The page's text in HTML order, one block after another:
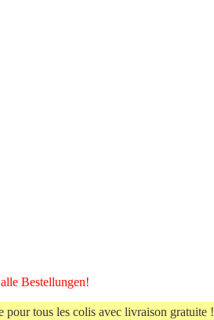
Bestellungen!
pour tous les colis avec livraison gratuite !